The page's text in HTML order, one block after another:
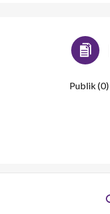
Publik (0)